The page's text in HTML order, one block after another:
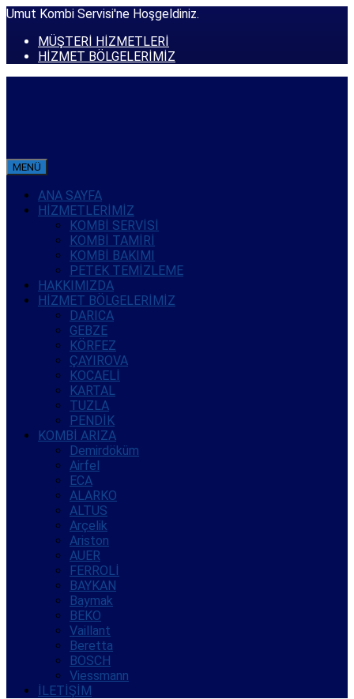
Umut Kombi Servisi'ne Hoşgeldiniz.
MÜŞTERİ HİZMETLERİ
HİZMET BÖLGELERİMİZ
MENÜ
ANA SAYFA
HİZMETLERİMİZ
KOMBİ SERVİSİ
KOMBİ TAMİRİ
KOMBİ BAKIMI
PETEK TEMİZLEME
HAKKIMIZDA
HİZMET BÖLGELERİMİZ
DARICA
GEBZE
KÖRFEZ
ÇAYIROVA
KOCAELİ
KARTAL
TUZLA
PENDİK
KOMBİ ARIZA
Demirdöküm
Airfel
ECA
ALARKO
ALTUS
Arçelik
Ariston
AUER
FERROLİ
BAYKAN
Baymak
BEKO
Vaillant
Beretta
BOSCH
Viessmann
İLETİŞİM